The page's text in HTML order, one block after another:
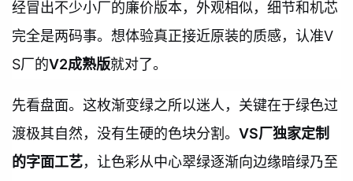
经冒出不少小厂的廉价版本，外观相似，细节和机芯
完全是两码事。想体验真正接近原装的质感，认准V
S厂的V2成熟版就对了。
先看盘面。这枚渐变绿之所以迷人，关键在于绿色过
渡极其自然，没有生硬的色块分割。 VS厂独家定制
的字面工艺，让色彩从中心翠绿逐渐向边缘暗绿乃至